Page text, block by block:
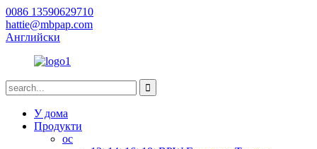
0086 13590629710
hattie@mbpap.com
Английски
У дома
Продукти
ос